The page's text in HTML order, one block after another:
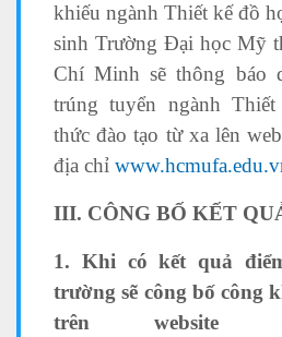
khiếu ngành Thiết kế đồ
sinh Trường Đại học Mỹ
Chí Minh sẽ thông báo
trúng tuyển ngành
thức đào tạo từ xa lên
địa chỉ
III. CÔNG BỐ KẾT
1. Khi có kết quả
trường sẽ công bố công
trên website